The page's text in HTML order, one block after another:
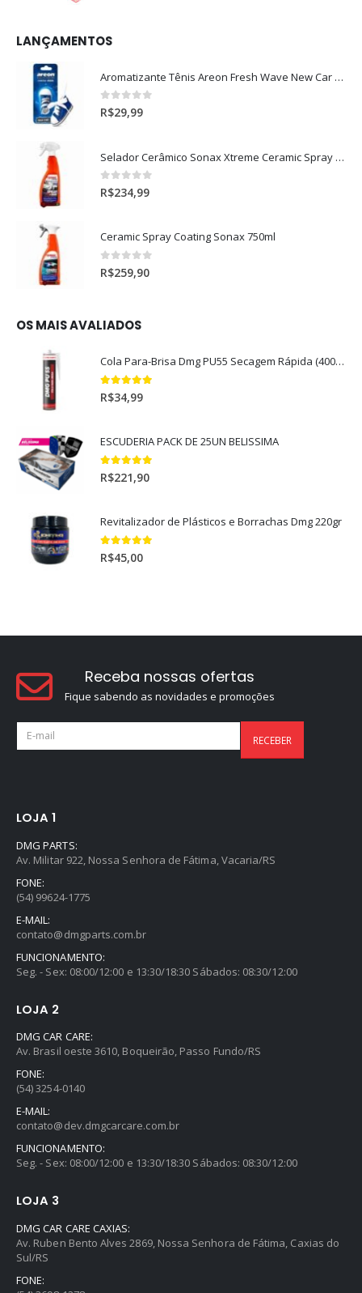
LANÇAMENTOS
Aromatizante Tênis Areon Fresh Wave New Car / Carro Novo
0out of 5
R$29,99
Selador Cerâmico Sonax Xtreme Ceramic Spray + Seal (750ml)
0out of 5
R$234,99
Ceramic Spray Coating Sonax 750ml
0out of 5
R$259,90
OS MAIS AVALIADOS
Cola Para-Brisa Dmg PU55 Secagem Rápida (400gr)
5.00out of 5
R$34,99
ESCUDERIA PACK DE 25UN BELISSIMA
5.00out of 5
R$221,90
Revitalizador de Plásticos e Borrachas Dmg 220gr
5.00out of 5
R$45,00
Receba nossas ofertas
Fique sabendo as novidades e promoções
LOJA 1
DMG PARTS:
Av. Militar 922, Nossa Senhora de Fátima, Vacaria/RS
FONE:
(54) 99624-1775
E-MAIL:
contato@dmgparts.com.br
FUNCIONAMENTO:
Seg. - Sex: 08:00/12:00 e 13:30/18:30 Sábados: 08:30/12:00
LOJA 2
DMG CAR CARE:
Av. Brasil oeste 3610, Boqueirão, Passo Fundo/RS
FONE:
(54) 3254-0140
E-MAIL:
contato@dev.dmgcarcare.com.br
FUNCIONAMENTO:
Seg. - Sex: 08:00/12:00 e 13:30/18:30 Sábados: 08:30/12:00
LOJA 3
DMG CAR CARE CAXIAS:
Av. Ruben Bento Alves 2869, Nossa Senhora de Fátima, Caxias do
Sul/RS
FONE: